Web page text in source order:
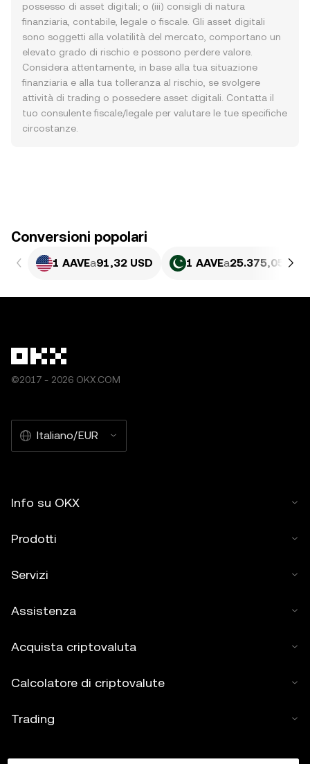
possesso di asset digitali; o (iii) consigli di natura
finanziaria, contabile, legale o fiscale. Gli asset digitali
sono soggetti alla volatilità del mercato, comportano un
elevato grado di rischio e possono perdere valore.
Considera attentamente, in base alla tua situazione
finanziaria e alla tua tolleranza al rischio, se svolgere
attività di trading o possedere asset digitali. Contatta il
tuo consulente fiscale/legale per valutare le tue specifiche
circostanze.
Conversioni popolari
1 AAVEa91,32 USD 1 AAVEa25.375,05 PKR
©2017 - 2026 OKX.COM
Italiano/EUR
Info su OKX
Prodotti
Servizi
Assistenza
Acquista criptovaluta
Calcolatore di criptovalute
Trading